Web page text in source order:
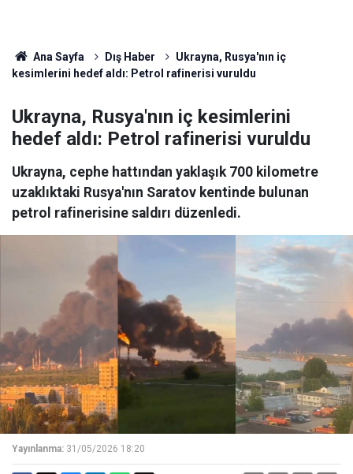
Ana Sayfa Dış Haber
Ukrayna, Rusya'nın iç
kesimlerini hedef aldı: Petrol rafinerisi vuruldu
Ukrayna, Rusya'nın iç kesimlerini
hedef aldı: Petrol rafinerisi vuruldu
Ukrayna, cephe hattından yaklaşık 700 kilometre
uzaklıktaki Rusya'nın Saratov kentinde bulunan
petrol rafinerisine saldırı düzenledi.
Yayınlanma: 31/05/2026 18:20